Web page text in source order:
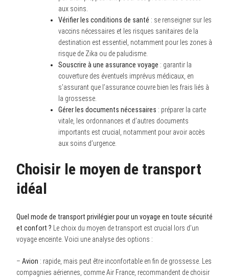
aux soins.
Vérifier les conditions de santé : se renseigner sur les
vaccins nécessaires et les risques sanitaires de la
destination est essentiel, notamment pour les zones à
risque de Zika ou de paludisme.
Souscrire à une assurance voyage : garantir la
couverture des éventuels imprévus médicaux, en
s’assurant que l’assurance couvre bien les frais liés à
la grossesse.
Gérer les documents nécessaires : préparer la carte
vitale, les ordonnances et d’autres documents
importants est crucial, notamment pour avoir accès
aux soins d’urgence.
Choisir le moyen de transport
idéal
Quel mode de transport privilégier pour un voyage en toute sécurité
et confort ? Le choix du moyen de transport est crucial lors d’un
voyage enceinte. Voici une analyse des options :
– Avion : rapide, mais peut être inconfortable en fin de grossesse. Les
compagnies aériennes, comme Air France, recommandent de choisir